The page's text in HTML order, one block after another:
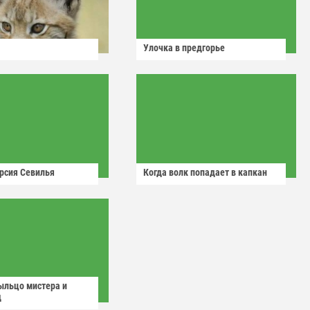
Улочка в предгорье
Севилья Когда волк попадает в капкан
мистера и